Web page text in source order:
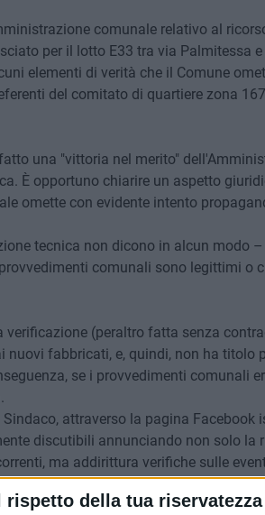
rispetto della tua
comunale relativo al
per il lotto E33 tra via Palmitessa
elementi di verità che il Comune
del comitato di quartiere zona
una "vittoria nel merito"
È opportuno chiarire un aspetto
omette con evidente intento
tecnica non dicono in alcun modo
comunali sono legittimi o
verificazione (peraltro fatta senza
fabbricati, e, quindi, non ha titolo
se i provvedimenti comunali
attraverso la pagina Facebook
discutibili annunciando non solo la
ma addirittura verifiche sulle
grave e istituzionalmente
esercitato un diritto